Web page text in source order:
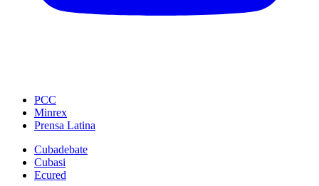
PCC
Minrex
Prensa Latina
Cubadebate
Cubasi
Ecured